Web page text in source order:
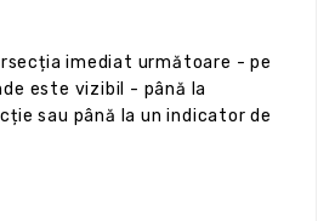
imediat următoare - pe
este vizibil - până la
sau până la un indicator de